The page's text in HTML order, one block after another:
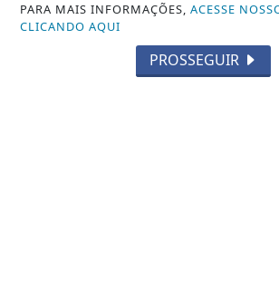
AGÊNCIA DINO
PARA MAIS INFORMAÇÕES,ACESSE
CLICANDO AQUI
PROSSEGUIR